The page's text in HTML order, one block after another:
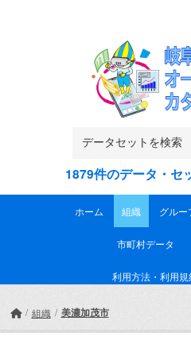
1879件のデータ・セ
ホーム 組織 グルー
市町村データ
利用方法・利用規
組織 美濃加茂市